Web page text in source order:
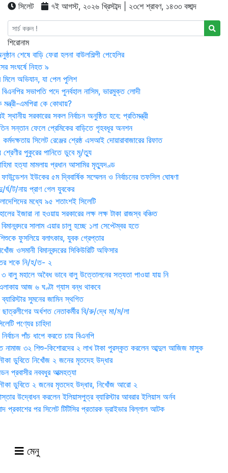
সিলেট ৭ই আগস্ট, ২০২৬ খ্রিস্টাব্দ | ২৩শে শ্রাবণ, ১৪৩৩ বঙ্গাব্দ
শিরোনাম
শেষে বাড়ি ফেরা হলনা বাউলশিল্পী পেহেলির
সংঘর্ষে নিহত ৯
মিলে অভিযান, যা পেল পুলিশ
সভাপতি পদে পুনর্বহাল নাসিম, ভারমুক্ত লোদী
মন্ত্রী-এমপিরা কে কোথায়?
সরকারের সকল নির্বাচন অনুষ্ঠিত হবে: প্রতিমন্ত্রী
সন্তান ফেলে প্রেমিকের বাড়িতে গৃহবধূর অনশন
সিলেট রেঞ্জের শ্রেষ্ঠ এসআই দোয়ারাবাজারের রিফাত
শ্রেণীর পুকুরের পানিতে ডুবে মৃ/ত্যু
হত্যা মামলায় প্রধান আসামির মৃত্যুদণ্ড
ইউকের ৫ম দ্বিবার্ষিক সম্মেলন ও নির্বাচনের তফসিল ঘোষণা
ট/নায় প্রাণ গেল যুবকের
মধ্যে ৯৫ শতাংশই সিলেটি
ইজারা না হওয়ায় সরকারের লক্ষ লক্ষ টাকা রাজস্ব বঞ্চিত
সালাম এয়ার চালু হচ্ছে ১লা সেপ্টেম্বর হতে
ফুসলিয়ে বলাৎকার, যুবক গ্রেপ্তার
ওসমানী বিমানবন্দরের সিকিউরিটি অফিসার
শকে নি/হ/ত- ২
বালু মহালে অবৈধ ভাবে বালু উত্তোলনের সত্যতা পাওয়া যায় নি
আজ ৬ ঘণ্টা গ্যাস বন্ধ থাকবে
সুমনের জামিন স্থগিত
ছাত্রলীগের অর্ধশত নেতাকর্মীর বি/রু/দ্ধে মা/ম/লা
পণ্যের চাহিদা
পাঁচ ধাপে করতে চায় বিএনপি
নামাজ ৩২ শিশু-কিশোরদের ২ লাখ টাকা পুরস্কৃত করলেন আব্দুল আজিজ মাসুক
ডুবিতে নিখোঁজ ২ জনের মৃতদেহ উদ্ধার
প্রবাসীর নববধুর আত্মহত্যা
ডুবিতে ২ জনের মৃতদেহ উদ্ধার, নিখোঁজ আরো ২
উদ্বোধন করলেন ইলিয়াসপুত্র ব্যারিস্টার আবরার ইলিয়াস অর্নব
প্রকাশের পর সিলেট টিটিসির প্রতারক ড্রাইভার বিল্লাল আটক
মেনু